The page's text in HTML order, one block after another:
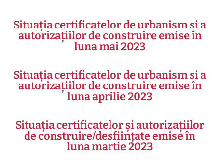
Situația certificatelor de urbanism si a
autorizațiilor de construire emise în
luna mai 2023
Situația certificatelor de urbanism si a
autorizațiilor de construire emise în
luna aprilie 2023
Situația certificatelor și autorizațiilor
de construire/desființate emise în
luna martie 2023